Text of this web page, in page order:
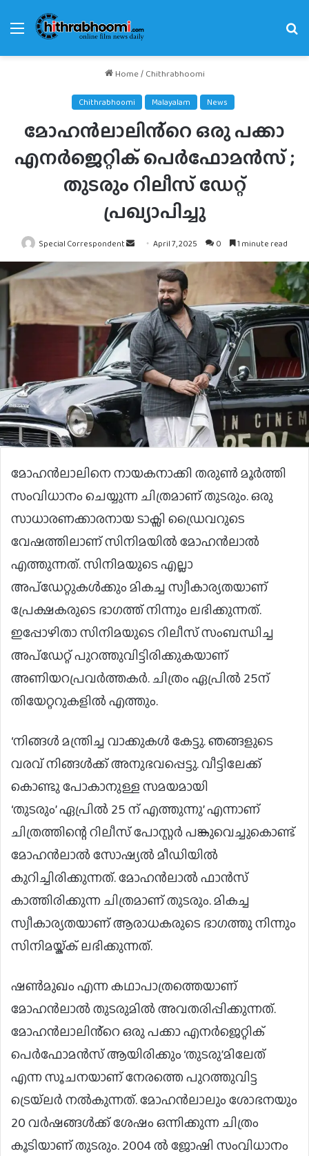
Menu
Home/ Chithrabhoomi
Chithrabhoomi Malayalam News
മോഹൻലാലിൻ്റെ ഒരു പക്കാ
എനർജെറ്റിക് പെർഫോമൻസ് ;
തുടരും റിലീസ് ഡേറ്റ്
പ്രഖ്യാപിച്ചു
Special Correspondent
Send
an
email
April 7, 2025 0 1 minute read
മോഹൻലാലിനെ നായകനാക്കി തരുൺ മൂർത്തി
സംവിധാനം ചെയ്യുന്ന ചിത്രമാണ് തുടരും. ഒരു
സാധാരണക്കാരനായ ടാക്സി ഡ്രൈവറുടെ
വേഷത്തിലാണ് സിനിമയിൽ മോഹൻലാൽ
എത്തുന്നത്. സിനിമയുടെ എല്ലാ
അപ്ഡേറ്റുകൾക്കും മികച്ച സ്വീകാര്യതയാണ്
പ്രേക്ഷകരുടെ ഭാഗത്ത് നിന്നും ലഭിക്കുന്നത്.
ഇപ്പോഴിതാ സിനിമയുടെ റിലീസ് സംബന്ധിച്ച
അപ്ഡേറ്റ് പുറത്തുവിട്ടിരിക്കുകയാണ്
അണിയറപ്രവർത്തകർ. ചിത്രം ഏപ്രിൽ 25ന്
തിയേറ്ററുകളിൽ എത്തും.
‘നിങ്ങൾ മന്ത്രിച്ച വാക്കുകൾ കേട്ടു. ഞങ്ങളുടെ
വരവ് നിങ്ങൾക്ക് അനുഭവപ്പെട്ടു. വീട്ടിലേക്ക്
കൊണ്ടു പോകാനുള്ള സമയമായി
‘തുടരും’ ഏപ്രിൽ 25 ന് എത്തുന്നു’ എന്നാണ്
ചിത്രത്തിന്റെ റിലീസ് പോസ്റ്റർ പങ്കുവെച്ചുകൊണ്ട്
മോഹൻലാൽ സോഷ്യൽ മീഡിയിൽ
കുറിച്ചിരിക്കുന്നത്. മോഹൻലാൽ ഫാൻസ്‌
കാത്തിരിക്കുന്ന ചിത്രമാണ് തുടരും. മികച്ച
സ്വീകാര്യതയാണ് ആരാധകരുടെ ഭാഗത്തു നിന്നും
സിനിമയ്ക്ക് ലഭിക്കുന്നത്.
ഷൺമുഖം എന്ന കഥാപാത്രത്തെയാണ്
മോഹൻലാൽ തുടരുമിൽ അവതരിപ്പിക്കുന്നത്.
മോഹൻലാലിൻ്റെ ഒരു പക്കാ എനർജെറ്റിക്
പെർഫോമൻസ് ആയിരിക്കും ‘തുടരു’മിലേത്
എന്ന സൂചനയാണ് നേരത്തെ പുറത്തുവിട്ട
ട്രെയ്‌ലർ നൽകുന്നത്. മോഹന്‍ലാലും ശോഭനയും
20 വര്‍ഷങ്ങള്‍ക്ക് ശേഷം ഒന്നിക്കുന്ന ചിത്രം
കൂടിയാണ് തുടരും. 2004 ല്‍ ജോഷി സംവിധാനം